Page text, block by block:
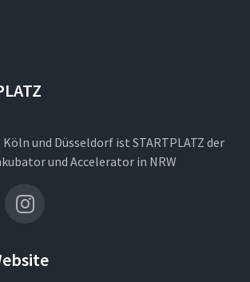
und Düsseldorf ist STARTPLATZ der
und Accelerator in NRW